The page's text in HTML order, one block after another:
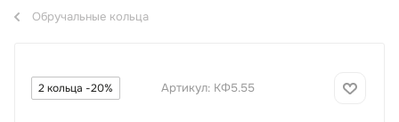
Обручальные кольца
2 кольца -20% Артикул: КФ5.55